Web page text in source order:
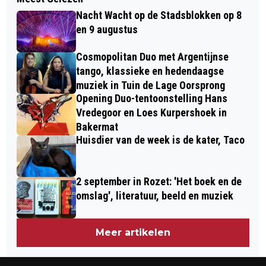
NAAR GEVOLGEN VAN EPILEPTISCHE
AANVAL
HOE KAN JE IEMAND NOMINEREN
VOOR DE WITTE ANJER PRIJS 2024?
Nacht Wacht op de Stadsblokken op 8
en 9 augustus
Cosmopolitan Duo met Argentijnse
tango, klassieke en hedendaagse
muziek in Tuin de Lage Oorsprong
Opening Duo-tentoonstelling Hans
Vredegoor en Loes Kurpershoek in
Bakermat
Huisdier van de week is de kater, Taco
2 september in Rozet: 'Het boek en de
omslag', literatuur, beeld en muziek
Meer artikelen